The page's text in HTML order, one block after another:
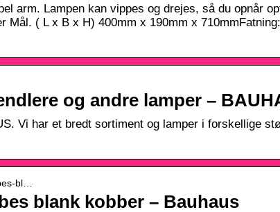
arm. Lampen kan vippes og drejes, så du opnår
Mål. ( L x B x H) 400mm x 190mm x
og andre lamper –
Vi har et bredt sortiment og lamper i forskellige
bl…
blank kobber – Bauhaus